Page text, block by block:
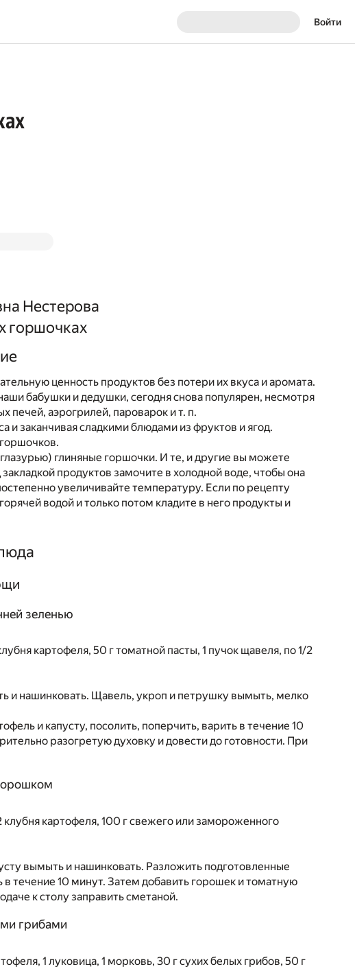
Войти
Нестерова
горшочках
ценность продуктов без потери их вкуса и аромата.
бабушки и дедушки, сегодня снова популярен, несмотря
печей, аэрогрилей, пароварок и т. п.
и заканчивая сладкими блюдами из фруктов и ягод.
глиняные горшочки. И те, и другие вы можете
продуктов замочите в холодной воде, чтобы она
увеличивайте температуру. Если по рецепту
водой и только потом кладите в него продукты и
зеленью
картофеля, 50 г томатной пасты, 1 пучок щавеля, по 1/2
и нашинковать. Щавель, укроп и петрушку вымыть, мелко
и капусту, посолить, поперчить, варить в течение 10
разогретую духовку и довести до готовности. При
картофеля, 100 г свежего или замороженного
вымыть и нашинковать. Разложить подготовленные
течение 10 минут. Затем добавить горошек и томатную
к столу заправить сметаной.
грибами
1 луковица, 1 морковь, 30 г сухих белых грибов, 50 г